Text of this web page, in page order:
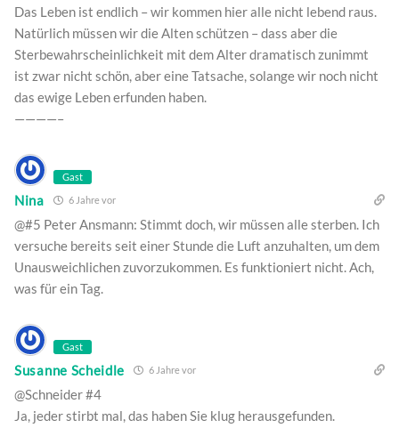
Das Leben ist endlich – wir kommen hier alle nicht lebend raus.
Natürlich müssen wir die Alten schützen – dass aber die
Sterbewahrscheinlichkeit mit dem Alter dramatisch zunimmt
ist zwar nicht schön, aber eine Tatsache, solange wir noch nicht
das ewige Leben erfunden haben.
————–
Gast
Nina 6 Jahre vor
@#5 Peter Ansmann: Stimmt doch, wir müssen alle sterben. Ich
versuche bereits seit einer Stunde die Luft anzuhalten, um dem
Unausweichlichen zuvorzukommen. Es funktioniert nicht. Ach,
was für ein Tag.
Gast
Susanne Scheidle 6 Jahre vor
@Schneider #4
Ja, jeder stirbt mal, das haben Sie klug herausgefunden.